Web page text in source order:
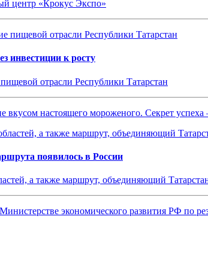
центр «Крокус Экспо»
инвестиции к росту
отрасли Республики Татарстан
вкусом настоящего мороженого. Секрет
появилось в России
а также маршрут, объединяющий
экономического развития РФ по